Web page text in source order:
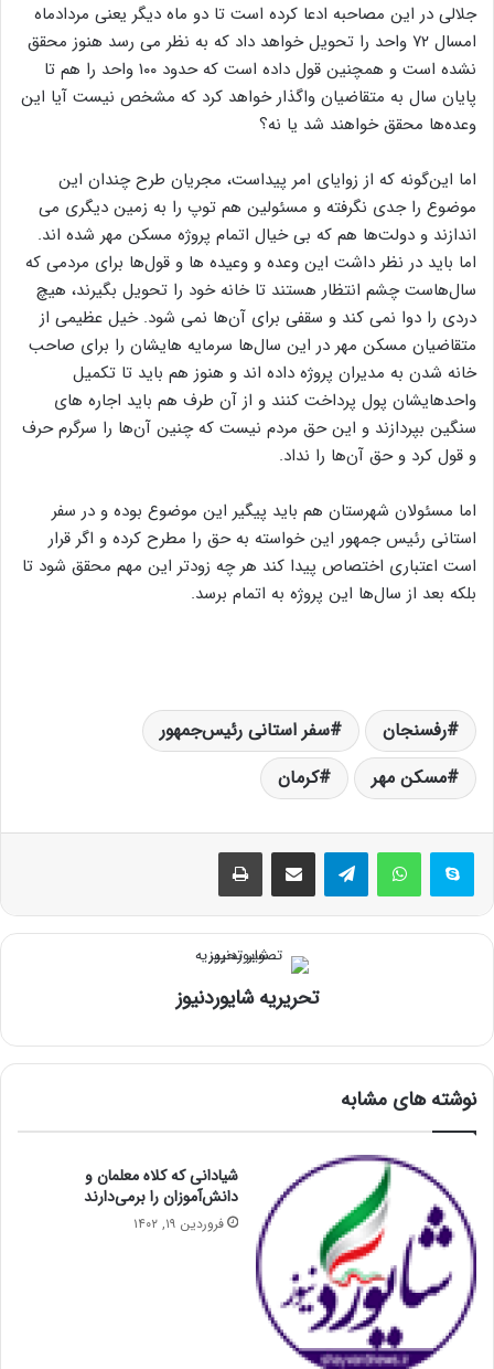
جلالی در این مصاحبه ادعا کرده است تا دو ماه دیگر یعنی مردادماه
امسال ۷۲ واحد را تحویل خواهد داد که به نظر می رسد هنوز محقق
نشده است و همچنین قول داده است که حدود ۱۰۰ واحد را هم تا
پایان سال به متقاضیان واگذار خواهد کرد که مشخص نیست آیا این
وعده‌ها محقق خواهند شد یا نه؟
اما این‌گونه که از زوایای امر پیداست، مجریان طرح چندان این
موضوع را جدی نگرفته و مسئولین هم توپ را به زمین دیگری می
اندازند و دولت‌ها هم که بی خیال اتمام پروژه مسکن مهر شده اند.
اما باید در نظر داشت این وعده و وعیده ها و قول‌ها برای مردمی که
سال‌هاست چشم انتظار هستند تا خانه خود را تحویل بگیرند، هیچ
دردی را دوا نمی کند و سقفی برای آن‌ها نمی شود. خیل عظیمی از
متقاضیان مسکن مهر در این سال‌ها سرمایه هایشان را برای صاحب
خانه شدن به مدیران پروژه داده اند و هنوز هم باید تا تکمیل
واحدهایشان پول پرداخت کنند و از آن طرف هم باید اجاره های
سنگین بپردازند و این حق مردم نیست که چنین آن‌ها را سرگرم حرف
و قول کرد و حق آن‌ها را نداد.
اما مسئولان شهرستان هم باید پیگیر این موضوع بوده و در سفر
استانی رئیس جمهور این خواسته به حق را مطرح کرده و اگر قرار
است اعتباری اختصاص پیدا کند هر چه زودتر این مهم محقق شود تا
بلکه بعد از سال‌ها این پروژه به اتمام برسد.
رفسنجان
سفر استانی رئیس‌جمهور
مسکن مهر
کرمان
تلگرام اشتراک گذاری از طریق ایمیل چاپ
تحریریه شایوردنیوز
نوشته های مشابه
شیادانی که کلاه معلمان و
دانش‌آموزان را برمی‌دارند
فروردین ۱۹, ۱۴۰۲